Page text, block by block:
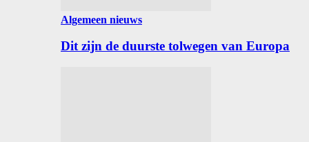
Algemeen nieuws
Dit zijn de duurste tolwegen van Europa